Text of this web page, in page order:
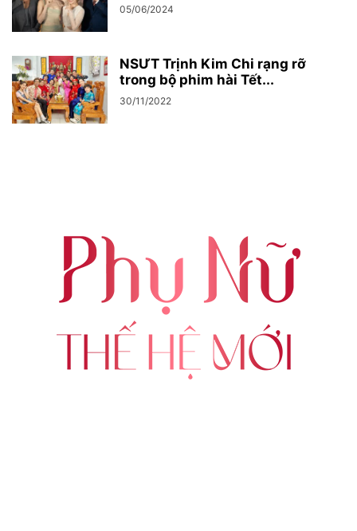
05/06/2024
NSƯT Trịnh Kim Chi rạng rỡ
trong bộ phim hài Tết...
30/11/2022